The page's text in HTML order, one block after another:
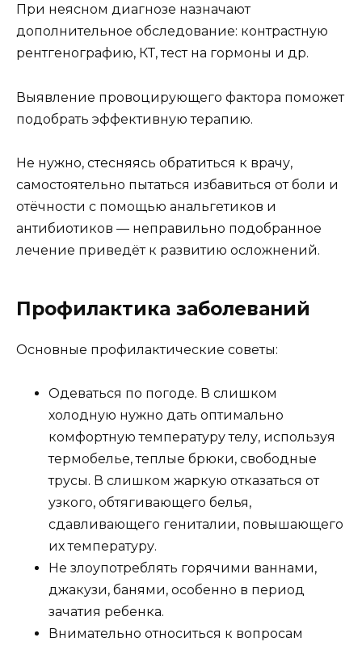
При неясном диагнозе назначают
дополнительное обследование: контрастную
рентгенографию, КТ, тест на гормоны и др.
Выявление провоцирующего фактора поможет
подобрать эффективную терапию.
Не нужно, стесняясь обратиться к врачу,
самостоятельно пытаться избавиться от боли и
отёчности с помощью анальгетиков и
антибиотиков — неправильно подобранное
лечение приведёт к развитию осложнений.
Профилактика заболеваний
Основные профилактические советы:
Одеваться по погоде. В слишком
холодную нужно дать оптимально
комфортную температуру телу, используя
термобелье, теплые брюки, свободные
трусы. В слишком жаркую отказаться от
узкого, обтягивающего белья,
сдавливающего гениталии, повышающего
их температуру.
Не злоупотреблять горячими ваннами,
джакузи, банями, особенно в период
зачатия ребенка.
Внимательно относиться к вопросам